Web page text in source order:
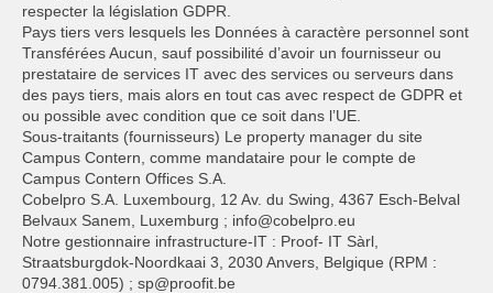
respecter la législation GDPR.
Pays tiers vers lesquels les Données à caractère personnel sont
Transférées Aucun, sauf possibilité d’avoir un fournisseur ou
prestataire de services IT avec des services ou serveurs dans
des pays tiers, mais alors en tout cas avec respect de GDPR et
ou possible avec condition que ce soit dans l’UE.
Sous-traitants (fournisseurs) Le property manager du site
Campus Contern, comme mandataire pour le compte de
Campus Contern Offices S.A.
Cobelpro S.A. Luxembourg, 12 Av. du Swing, 4367 Esch-Belval
Belvaux Sanem, Luxemburg ; info@cobelpro.eu
Notre gestionnaire infrastructure-IT : Proof- IT Sàrl,
Straatsburgdok-Noordkaai 3, 2030 Anvers, Belgique (RPM :
0794.381.005) ; sp@proofit.be